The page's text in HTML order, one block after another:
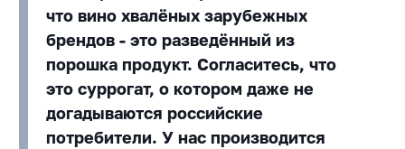
что вино хвалёных зарубежных
брендов - это разведённый из
порошка продукт. Согласитесь, что
это суррогат, о котором даже не
догадываются российские
потребители. У нас производится